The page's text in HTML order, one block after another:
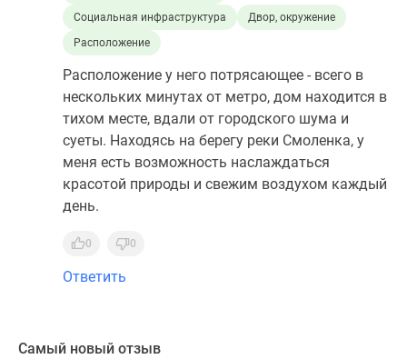
Социальная инфраструктура
Двор, окружение
Расположение
Расположение у него потрясающее - всего в
нескольких минутах от метро, дом находится в
тихом месте, вдали от городского шума и
суеты. Находясь на берегу реки Смоленка, у
меня есть возможность наслаждаться
красотой природы и свежим воздухом каждый
день.
0 0
Ответить
Самый новый отзыв